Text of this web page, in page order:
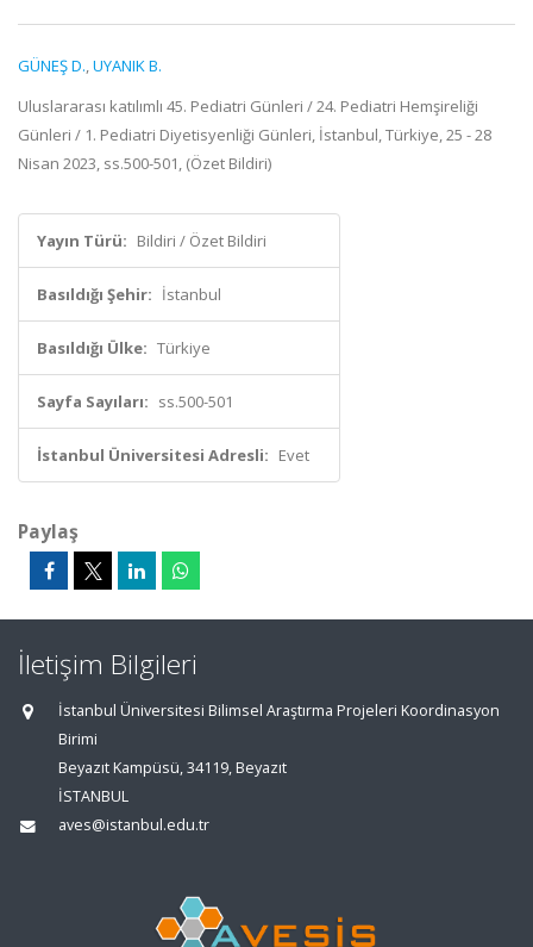
GÜNEŞ D.,UYANIK B.
Uluslararası katılımlı 45. Pediatri Günleri / 24. Pediatri Hemşireliği
Günleri / 1. Pediatri Diyetisyenliği Günleri, İstanbul, Türkiye, 25 - 28
Nisan 2023, ss.500-501, (Özet Bildiri)
Yayın Türü: Bildiri / Özet Bildiri
Basıldığı Şehir: İstanbul
Basıldığı Ülke: Türkiye
Sayfa Sayıları: ss.500-501
İstanbul Üniversitesi Adresli: Evet
Paylaş
İletişim Bilgileri
İstanbul Üniversitesi Bilimsel Araştırma Projeleri Koordinasyon
Birimi
Beyazıt Kampüsü, 34119, Beyazıt
İSTANBUL
aves@istanbul.edu.tr